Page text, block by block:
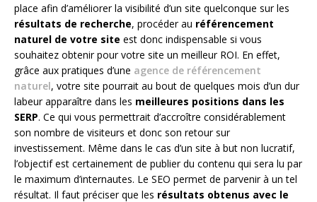
place afin d’améliorer la visibilité d’un site quelconque sur les
résultats de recherche, procéder au référencement
naturel de votre site est donc indispensable si vous
souhaitez obtenir pour votre site un meilleur ROI. En effet,
grâce aux pratiques d’une agence de référencement
naturel, votre site pourrait au bout de quelques mois d’un dur
labeur apparaître dans les meilleures positions dans les
SERP. Ce qui vous permettrait d’accroître considérablement
son nombre de visiteurs et donc son retour sur
investissement. Même dans le cas d’un site à but non lucratif,
l’objectif est certainement de publier du contenu qui sera lu par
le maximum d’internautes. Le SEO permet de parvenir à un tel
résultat. Il faut préciser que les résultats obtenus avec le